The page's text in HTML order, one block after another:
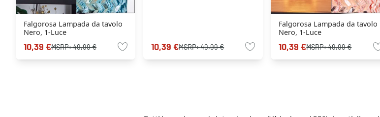
Falgorosa Lampada da tavolo
Nero, 1-Luce
10,39 €MSRP:49,99 € 10,39 €MSRP:49,99 €
Falgorosa Lampada da tavolo
Nero, 1-Luce
10,39 €MSRP:49,99 €